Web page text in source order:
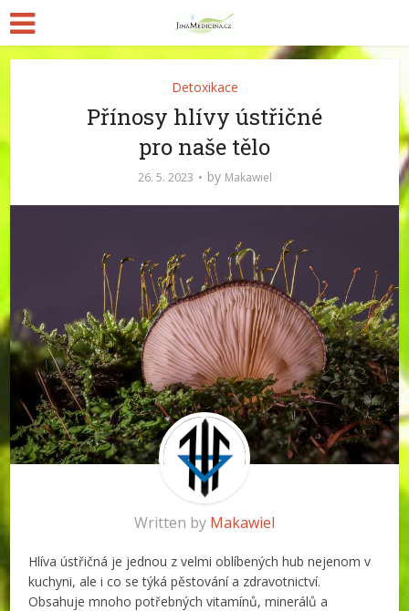
Detoxikace
Přínosy hlívy ústřičné
pro naše tělo
26. 5. 2023 by Makawiel
Written by Makawiel
Hlíva ústřičná je jednou z velmi oblíbených hub nejenom v
kuchyni, ale i co se týká pěstování a zdravotnictví.
Obsahuje mnoho potřebných vitamínů, minerálů a